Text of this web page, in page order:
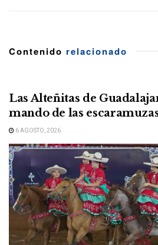
Contenido relacionado
Las Alteñitas de
mando de las
6 AGOSTO, 2026